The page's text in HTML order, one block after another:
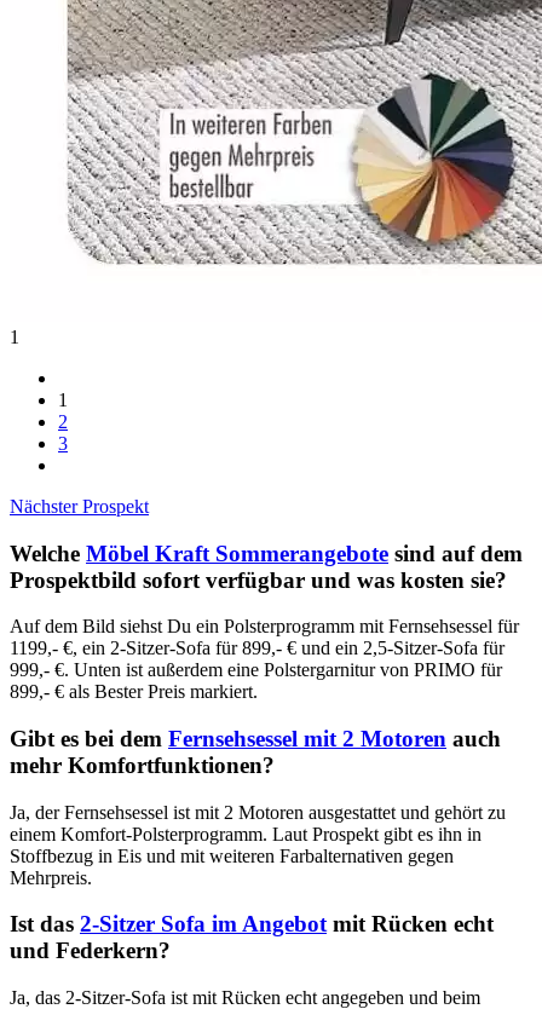
1
1
2
3
Nächster Prospekt
Welche Möbel Kraft Sommerangebote sind auf dem
Prospektbild sofort verfügbar und was kosten sie?
Auf dem Bild siehst Du ein Polsterprogramm mit Fernsehsessel für
1199,- €, ein 2-Sitzer-Sofa für 899,- € und ein 2,5-Sitzer-Sofa für
999,- €. Unten ist außerdem eine Polstergarnitur von PRIMO für
899,- € als Bester Preis markiert.
Gibt es bei dem Fernsehsessel mit 2 Motoren auch
mehr Komfortfunktionen?
Ja, der Fernsehsessel ist mit 2 Motoren ausgestattet und gehört zu
einem Komfort-Polsterprogramm. Laut Prospekt gibt es ihn in
Stoffbezug in Eis und mit weiteren Farbalternativen gegen
Mehrpreis.
Ist das 2-Sitzer Sofa im Angebotmit Rücken echt
und Federkern?
Ja, das 2-Sitzer-Sofa ist mit Rücken echt angegeben und beim